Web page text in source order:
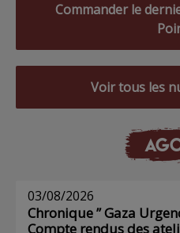
Commander le
Voir tous les
03/08/2026
Chronique ” Gaza
Compte rendus des